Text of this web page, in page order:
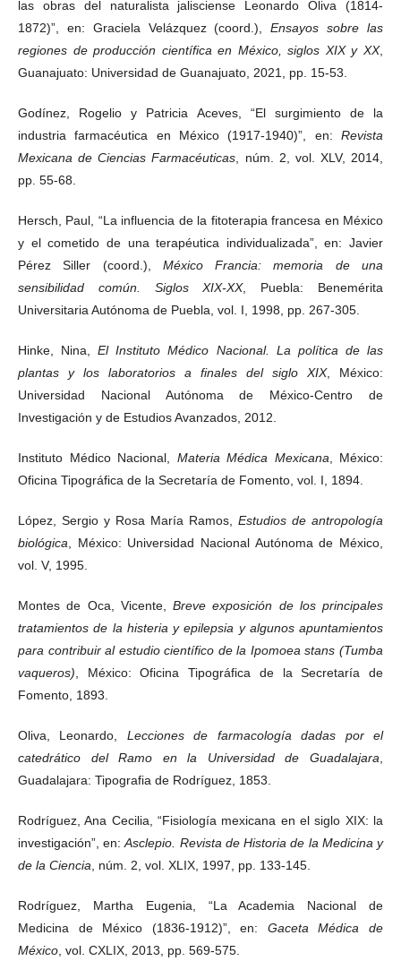
las obras del naturalista jalisciense Leonardo Oliva (1814-
1872)”, en: Graciela Velázquez (coord.),Ensayos sobre las
regiones de producción científica en México, siglos XIX y XX,
Guanajuato: Universidad de Guanajuato, 2021, pp. 15-53.
Godínez, Rogelio y Patricia Aceves, “El surgimiento de la
industria farmacéutica en México (1917-1940)”, en: Revista
Mexicana de Ciencias Farmacéuticas , núm. 2, vol. XLV, 2014,
pp. 55-68.
Hersch, Paul, “La influencia de la fitoterapia francesa en México
y el cometido de una terapéutica individualizada”, en: Javier
Pérez Siller (coord.), México Francia: memoria de una
sensibilidad común. Siglos XIX-XX, Puebla: Benemérita
Universitaria Autónoma de Puebla, vol. I, 1998, pp. 267-305.
Hinke, Nina,El Instituto Médico Nacional. La política de las
plantas y los laboratorios a finales del siglo XIX, México:
Universidad Nacional Autónoma de México-Centro de
Investigación y de Estudios Avanzados, 2012.
Instituto Médico Nacional, Materia Médica Mexicana , México:
Oficina Tipográfica de la Secretaría de Fomento, vol. I, 1894.
López, Sergio y Rosa María Ramos, Estudios de antropología
biológica , México: Universidad Nacional Autónoma de México,
vol. V, 1995.
Montes de Oca, Vicente, Breve exposición de los principales
tratamientos de la histeria y epilepsia y algunos apuntamientos
para contribuir al estudio científico de la Ipomoea stans (Tumba
vaqueros) , México: Oficina Tipográfica de la Secretaría de
Fomento, 1893.
Oliva, Leonardo, Lecciones de farmacología dadas por el
catedrático del Ramo en la Universidad de Guadalajara
Guadalajara: Tipografia de Rodríguez, 1853.
Rodríguez, Ana Cecilia, “Fisiología mexicana en el siglo XIX: la
investigación”, en:Asclepio. Revista de Historia de la Medicina y
de la Ciencia , núm. 2, vol. XLIX, 1997, pp. 133-145.
Rodríguez, Martha Eugenia, “La Academia Nacional de
Medicina de México (1836-1912)”, en: Gaceta Médica de
México , vol. CXLIX, 2013, pp. 569-575.